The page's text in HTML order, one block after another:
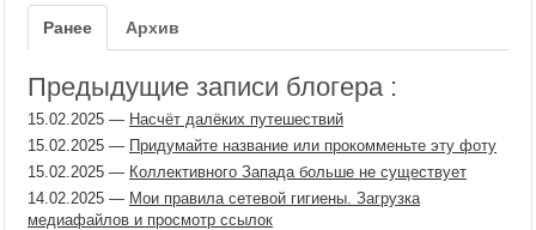
Ранее Архив
Предыдущие записи блогера :
15.02.2025 — Насчёт далёких путешествий
15.02.2025 — Придумайте название или прокомменьте эту фоту
15.02.2025 — Коллективного Запада больше не существует
14.02.2025 — Мои правила сетевой гигиены. Загрузка
медиафайлов и просмотр ссылок